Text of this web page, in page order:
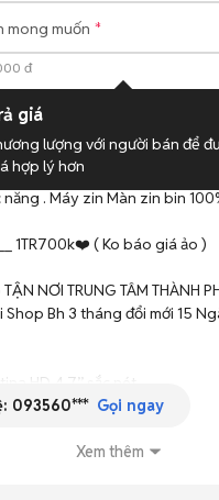
mong muốn
đ
Tế-  64GB – Giá Rẻ, Dùng
năng . Máy zin Màn zin bin
1TR700k❤️ ( Ko báo giá ảo )
NƠI TRUNG TÂM THÀNH
Bh 3 tháng đổi mới 15
HD 4.7” sắc nét
– Lướt web, Facebook,
chụp đẹp, quay 4K
093560*** Gọi ngay
Xem thêm
giá
lượng với người bán để
hợp lý hơn